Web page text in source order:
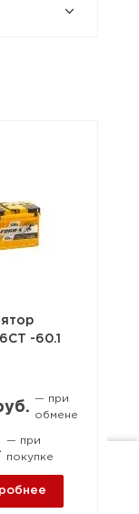
-60.1
— при
обмене
— при
покупке
1-й